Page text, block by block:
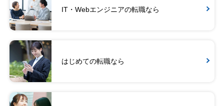
IT・Webエンジニアの転職なら
はじめての転職なら